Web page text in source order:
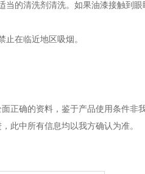
当的清洗剂清洗。如果油漆接触到
止在临近地区吸烟。
正确的资料，鉴于产品使用条件
此中所有信息均以我方确认为准。